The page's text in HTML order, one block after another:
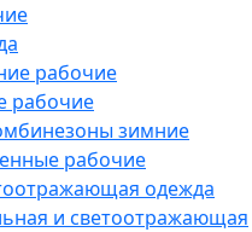
рабочие
рабочие
зимние
рабочие
одежда
и светоотражающая